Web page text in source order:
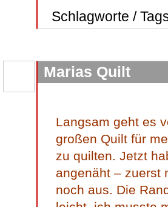
Schlagworte /
Marias Quilt
Langsam geht es
großen Quilt für
zu quilten. Jetzt
angenäht – zuerst
noch aus. Die